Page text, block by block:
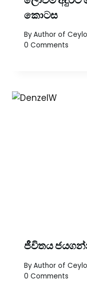
කොටස
ByAuthor of
0 Comments
ජීවිතය
ByAuthor of
0 Comments